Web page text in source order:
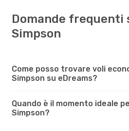
Domande frequenti
Simpson
Come posso trovare voli
Simpson su eDreams?
Quando è il momento ideale
Simpson?